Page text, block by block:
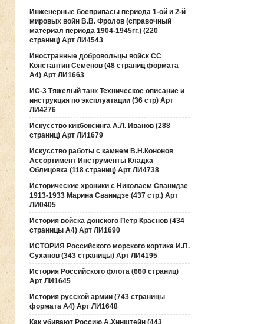
Инженерные боеприпасы периода 1-ой и 2-й
мировых войн В.В. Фролов (справочный
материал периода 1904-1945гг.) (220
страниц) Арт ЛИ4543
Иностранные добровольцы войск СС
Константин Семенов (48 страниц формата
А4) Арт ЛИ1663
ИС-3 Тяжелый танк Техническое описание и
инструкция по эксплуатации (36 стр) Арт
ЛИ4276
Искусство кикбоксинга А.Л. Иванов (288
страниц) Арт ЛИ1679
Искусство работы с камнем В.Н.Кононов
Ассортимент Инструменты Кладка
Облицовка (118 страниц) Арт ЛИ4738
Исторические хроники с Николаем Сванидзе
1913-1933 Марина Сванидзе (437 стр.) Арт
ЛИ0405
История войска донского Петр Краснов (434
страницы А4) Арт ЛИ1690
ИСТОРИЯ Российского морского кортика И.П.
Суханов (343 страницы) Арт ЛИ4195
История Российского флота (660 страниц)
Арт ЛИ1645
История русской армии (743 страницы
формата А4) Арт ЛИ1648
Как убивают Россию А.Хинштейн (443